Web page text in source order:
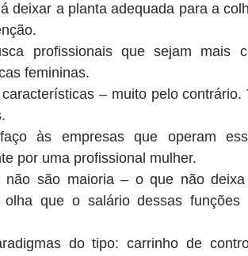
deixar a planta adequada para a
profissionais que sejam mais
femininas.
– muito pelo contrário.
às empresas que operam
por uma profissional mulher.
não são maioria – o que não
olha que o salário dessas
do tipo: carrinho de